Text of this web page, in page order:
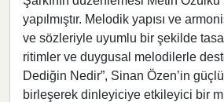
yapılmıştır. Melodik yapısı ve
ve sözleriyle uyumlu bir şekilde
ritimler ve duygusal melodilerle
Dediğin Nedir”, Sinan Özen’in
birleşerek dinleyiciye etkileyici bir